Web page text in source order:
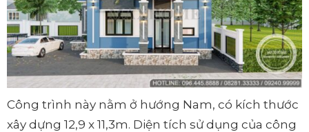
Công trình này nằm ở hướng Nam, có kích thước
xây dựng 12,9 x 11,3m. Diện tích sử dụng của công